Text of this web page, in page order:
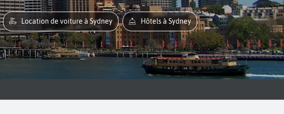
Location de voiture à Sydney Hôtels à Sydney